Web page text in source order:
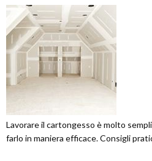
Lavorare il cartongesso è molto
farlo in maniera efficace. Consigli